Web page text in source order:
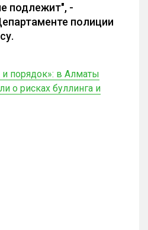
подлежит", -
полиции
и порядок»: в Алматы
о рисках буллинга и